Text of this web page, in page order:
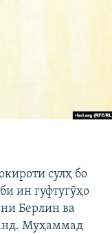
сулҳ бо
ин гуфтугӯҳо
Берлин ва
Муҳаммад